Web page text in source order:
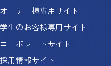
オーナー様専用サイト
学生のお客様専用サイト
コーポレートサイト
採用情報サイト